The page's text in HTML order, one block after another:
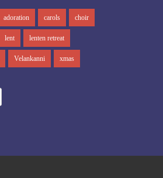
adoration carols choir
lent lenten retreat
Velankanni xmas